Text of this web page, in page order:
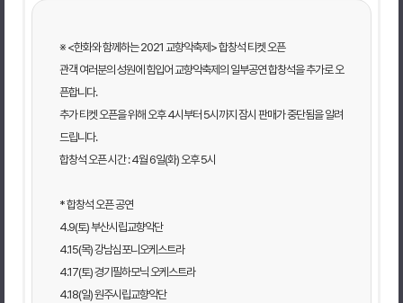
※ <한화와 함께하는 2021 교향악축제> 합창석 티켓 오픈
관객 여러분의 성원에 힘입어 교향악축제의 일부공연 합창석을 추가로 오
픈합니다.
추가 티켓 오픈을 위해 오후 4시부터 5시까지 잠시 판매가 중단됨을 알려
드립니다.
합창석 오픈 시간 : 4월 6일(화) 오후 5시
* 합창석 오픈 공연
4.9(토) 부산시립교향악단
4.15(목) 강남심포니오케스트라
4.17(토) 경기필하모닉 오케스트라
4.18(일) 원주시립교향악단